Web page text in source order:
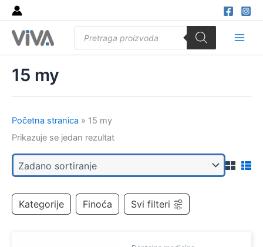
Skip
to
content
search
15 my
Početna stranica » 15 my
Prikazuje se jedan rezultat
Kategorije Finoća Svi filteri